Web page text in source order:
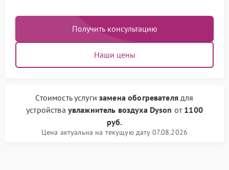
Получить консультацию
Наши цены
Стоимость услугизамена обогревателядля
устройства увлажнитель воздуха Dyson от 1100
руб.
Цена актуальна на текущую дату 07.08.2026